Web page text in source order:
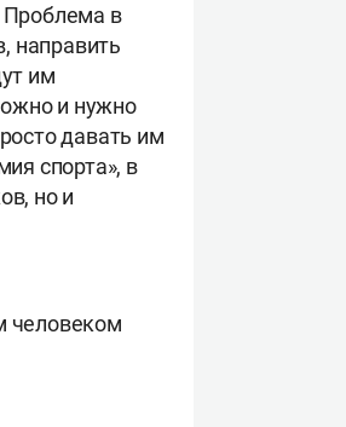
Проблема в
направить
им
и нужно
давать им
спорта», в
но и
человеком